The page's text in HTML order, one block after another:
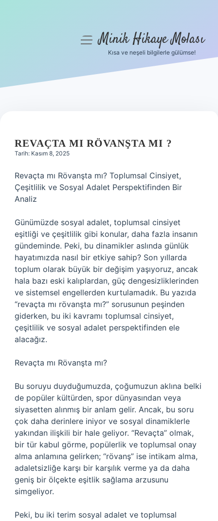
Hakkımızda
menüyüMinik Hikaye Molası
Kısa ve neşeli bilgilerle gülümse!
REVAÇTA MI RÖVANŞTA MI ?
Tarih: Kasım 8, 2025
Revaçta mı Rövanşta mı? Toplumsal Cinsiyet,
Çeşitlilik ve Sosyal Adalet Perspektifinden Bir
Analiz
Günümüzde sosyal adalet, toplumsal cinsiyet
eşitliği ve çeşitlilik gibi konular, daha fazla insanın
gündeminde. Peki, bu dinamikler aslında günlük
hayatımızda nasıl bir etkiye sahip? Son yıllarda
toplum olarak büyük bir değişim yaşıyoruz, ancak
hala bazı eski kalıplardan, güç dengesizliklerinden
ve sistemsel engellerden kurtulamadık. Bu yazıda
“revaçta mı rövanşta mı?” sorusunun peşinden
giderken, bu iki kavramı toplumsal cinsiyet,
çeşitlilik ve sosyal adalet perspektifinden ele
alacağız.
Revaçta mı Rövanşta mı?
Bu soruyu duyduğumuzda, çoğumuzun aklına belki
de popüler kültürden, spor dünyasından veya
siyasetten alınmış bir anlam gelir. Ancak, bu soru
çok daha derinlere iniyor ve sosyal dinamiklerle
yakından ilişkili bir hale geliyor. “Revaçta” olmak,
bir tür kabul görme, popülerlik ve toplumsal onay
alma anlamına gelirken; “rövanş” ise intikam alma,
adaletsizliğe karşı bir karşılık verme ya da daha
geniş bir ölçekte eşitlik sağlama arzusunu
simgeliyor.
Peki, bu iki terim sosyal adalet ve toplumsal